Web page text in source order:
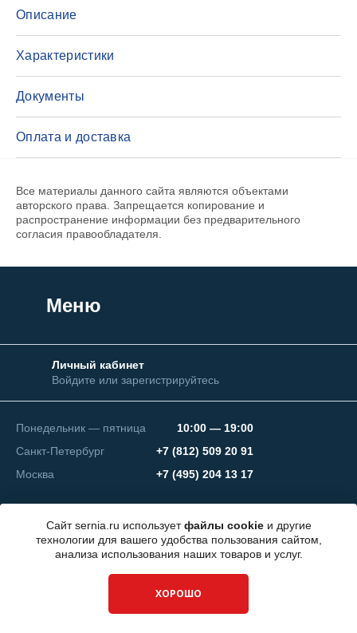
Сайт sernia.ru используетфайлы cookieи другие
технологии для вашего удобства пользования сайтом,
анализа использования наших товаров и услуг.
ХОРОШО
Описание
Характеристики
Документы
Оплата и доставка
Все материалы данного сайта являются объектами
авторского права. Запрещается копирование и
распространение информации без предварительного
согласия правообладателя.
Меню
Личный кабинет
Войдите или зарегистрируйтесь
Понедельник — пятница
10:00 — 19:00
Санкт-Петербург
+7 (812) 509 20 91
Москва
+7 (495) 204 13 17
Разработка сайта —